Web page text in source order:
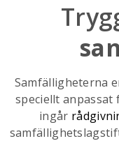
Samfälligheterna
speciellt
ingår